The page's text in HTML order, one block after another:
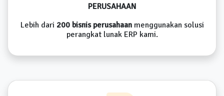
PERUSAHAAN
Lebih dari 200 bisnis perusahaanmenggunakan solusi
perangkat lunak ERP kami.